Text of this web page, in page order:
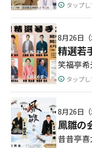
タップ
8月26日（
精選若
笑福亭
タップ
8月26日（
鳳雛の
昔昔亭